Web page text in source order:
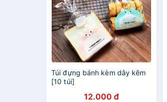
Túi đựng bánh kèm dây kẽm
[10 túi]
12.000 đ